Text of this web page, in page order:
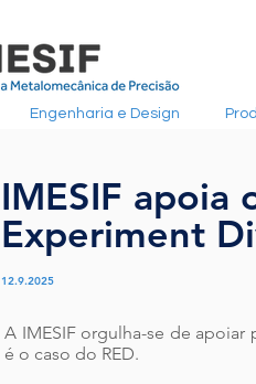
Engenharia e Design
IMESIF apoia
Experiment
12.9.2025
A IMESIF orgulha-se de
é o caso do RED.